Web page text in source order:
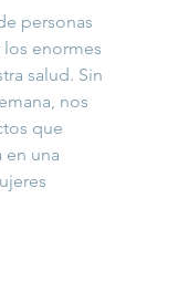
personas
enormes
salud. Sin
nos
que
en una